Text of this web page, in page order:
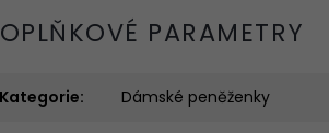
PARAMETRY
Kategorie: Dámské peněženky